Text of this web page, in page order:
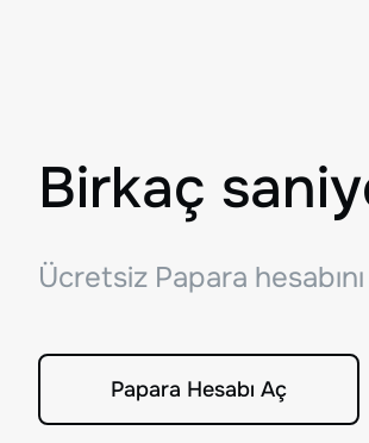
Birkaç
Ücretsiz Papara
Papara Hesabı Aç